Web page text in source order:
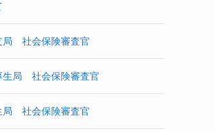
局 社会保険審査官
生局 社会保険審査官
局 社会保険審査官